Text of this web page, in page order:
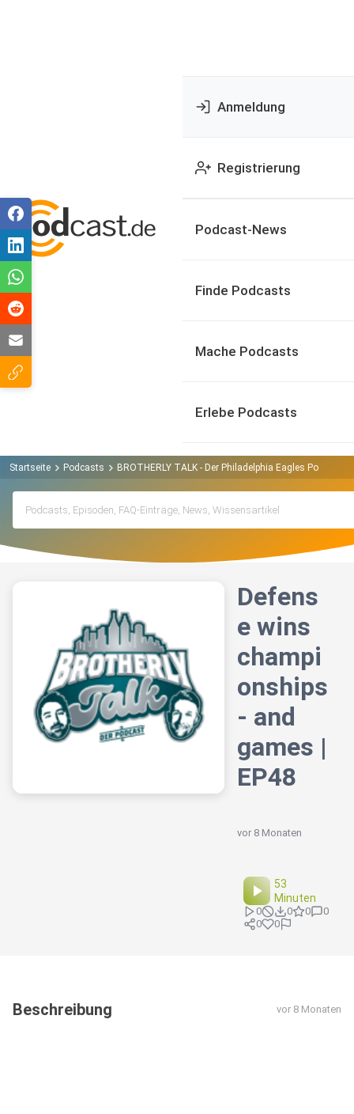
Anmeldung
Registrierung
Podcast-News
Finde Podcasts
Mache Podcasts
Erlebe Podcasts
Startseite Podcasts BROTHERLY TALK - Der Philadelphia Eagles Podcast
Defens
e wins
champi
onships
- and
games |
EP48
vor 8 Monaten
53
Minuten
0 0 0
0
0
0
Beschreibung vor 8 Monaten